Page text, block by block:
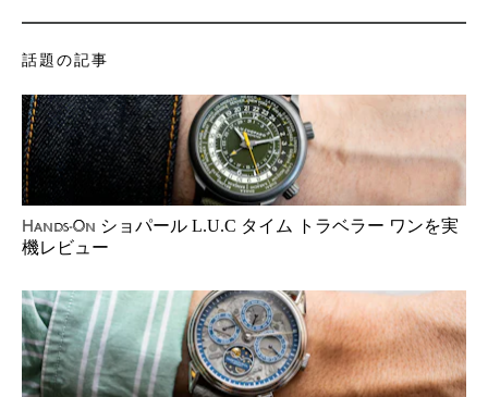
話題の記事
Hands-On ショパール L.U.C タイム トラベラー ワンを実
機レビュー